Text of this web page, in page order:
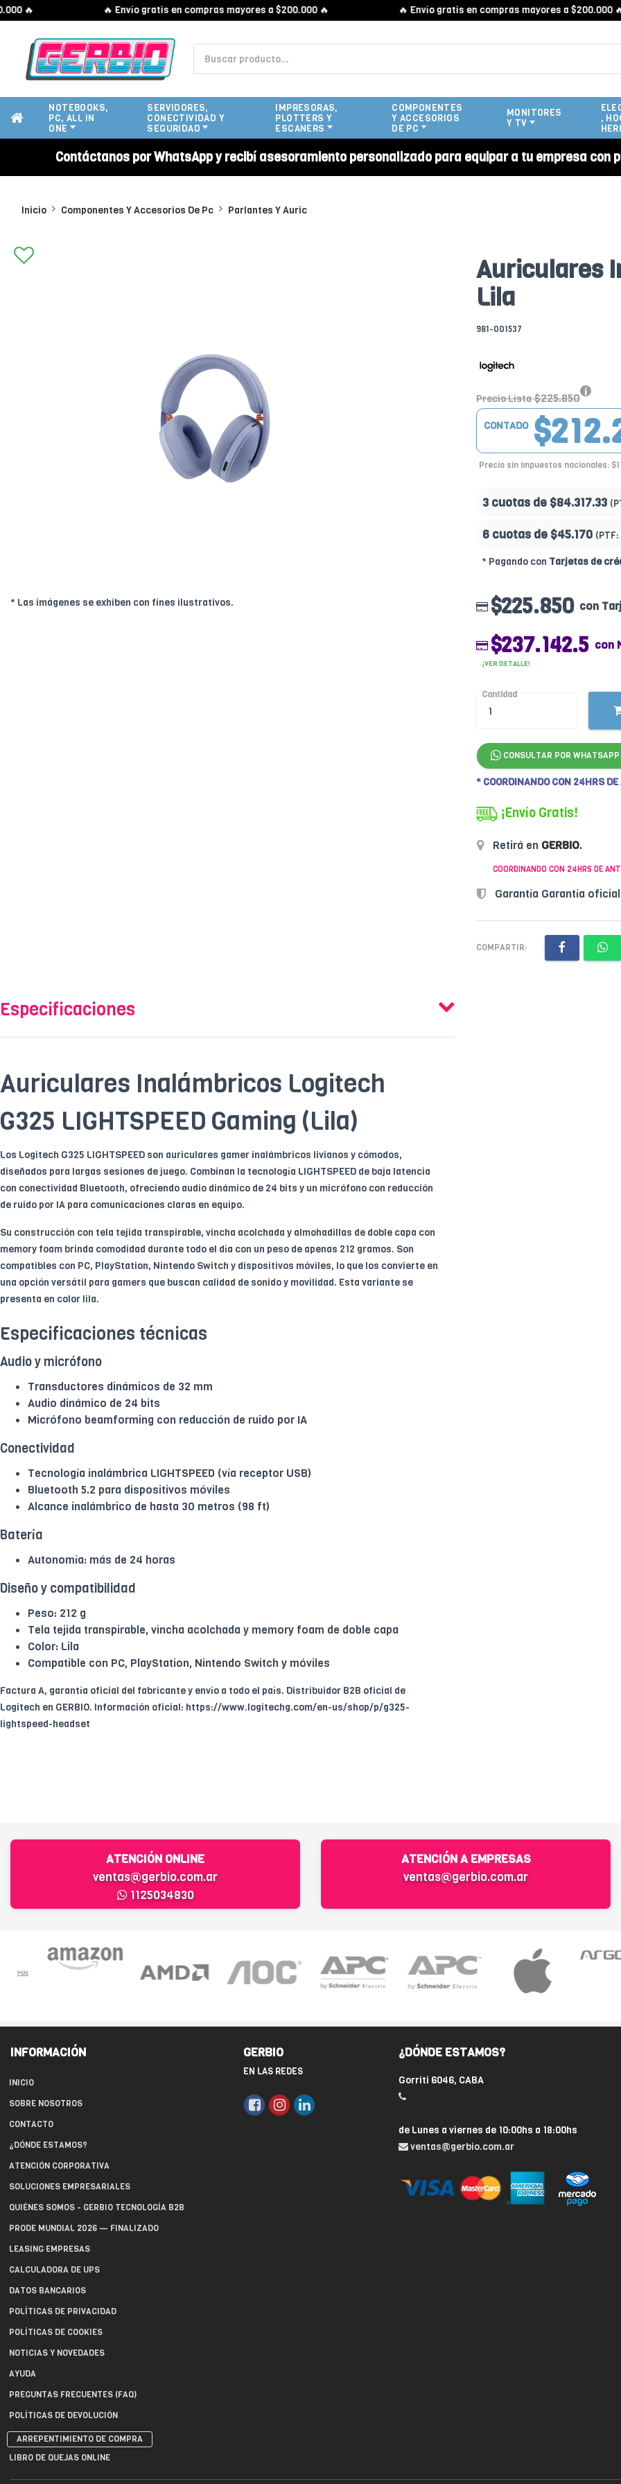
🔥 Envío gratis en compras mayores a $200.000 🔥 🔥 Envío gratis en compras mayores a $200.000 🔥
NOTEBOOKS,
PC, ALL IN
ONE
SERVIDORES,
CONECTIVIDAD Y
SEGURIDAD
IMPRESORAS,
PLOTTERS Y
ESCANERS
COMPONENTES
Y ACCESORIOS
DE PC
MONITORES
Y TV
,
Contáctanos por WhatsApp y recibí asesoramiento personalizado para equipar a tu empresa con
Inicio Componentes Y Accesorios De Pc Parlantes Y Auric
* Las imágenes se exhiben con fines ilustrativos.
Auriculares
Lila
981-001537
Precio Lista $225.850
CONTADO
Precio sin impuestos nacionales:
3 cuotas de $84.317.33
6 cuotas de $45.170 (PTF:
* Pagando con Tarjetas de
$225.850 con
$237.142.5 con
¡VER DETALLE!
Cantidad
CONSULTAR POR WHATSAPP
* COORDINANDO CON 24HRS
¡Envío Gratis!
Retirá en GERBIO.
COORDINANDO CON 24HRS DE
Garantía Garantía
COMPARTIR:
Especificaciones
Auriculares Inalámbricos Logitech
G325 LIGHTSPEED Gaming (Lila)
Los Logitech G325 LIGHTSPEED son auriculares gamer inalámbricos livianos y cómodos,
diseñados para largas sesiones de juego. Combinan la tecnología LIGHTSPEED de baja latencia
con conectividad Bluetooth, ofreciendo audio dinámico de 24 bits y un micrófono con reducción
de ruido por IA para comunicaciones claras en equipo.
Su construcción con tela tejida transpirable, vincha acolchada y almohadillas de doble capa con
memory foam brinda comodidad durante todo el día con un peso de apenas 212 gramos. Son
compatibles con PC, PlayStation, Nintendo Switch y dispositivos móviles, lo que los convierte en
una opción versátil para gamers que buscan calidad de sonido y movilidad. Esta variante se
presenta en color lila.
Especificaciones técnicas
Audio y micrófono
Transductores dinámicos de 32 mm
Audio dinámico de 24 bits
Micrófono beamforming con reducción de ruido por IA
Conectividad
Tecnología inalámbrica LIGHTSPEED (vía receptor USB)
Bluetooth 5.2 para dispositivos móviles
Alcance inalámbrico de hasta 30 metros (98 ft)
Batería
Autonomía: más de 24 horas
Diseño y compatibilidad
Peso: 212 g
Tela tejida transpirable, vincha acolchada y memory foam de doble capa
Color: Lila
Compatible con PC, PlayStation, Nintendo Switch y móviles
Factura A, garantía oficial del fabricante y envío a todo el país. Distribuidor B2B oficial de
Logitech en GERBIO. Información oficial: https://www.logitechg.com/en-us/shop/p/g325-
lightspeed-headset
ATENCIÓN ONLINE
ventas@gerbio.com.ar
1125034830
ATENCIÓN A EMPRESAS
ventas@gerbio.com.ar
INFORMACIÓN
INICIO
SOBRE NOSOTROS
CONTACTO
¿DÓNDE ESTAMOS?
ATENCIÓN CORPORATIVA
SOLUCIONES EMPRESARIALES
QUIÉNES SOMOS - GERBIO TECNOLOGÍA B2B
PRODE MUNDIAL 2026 — FINALIZADO
LEASING EMPRESAS
CALCULADORA DE UPS
DATOS BANCARIOS
POLÍTICAS DE PRIVACIDAD
POLÍTICAS DE COOKIES
NOTICIAS Y NOVEDADES
AYUDA
PREGUNTAS FRECUENTES (FAQ)
POLÍTICAS DE DEVOLUCIÓN
ARREPENTIMIENTO DE COMPRA
LIBRO DE QUEJAS ONLINE
GERBIO
EN LAS REDES
¿DÓNDE ESTAMOS?
Gorriti 6046, CABA
de Lunes a viernes de 10:00hs a 18:00hs
ventas@gerbio.com.ar